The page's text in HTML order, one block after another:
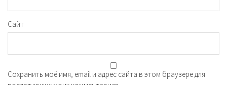
Сайт
Сохранить моё имя, email и адрес сайта в этом браузере для